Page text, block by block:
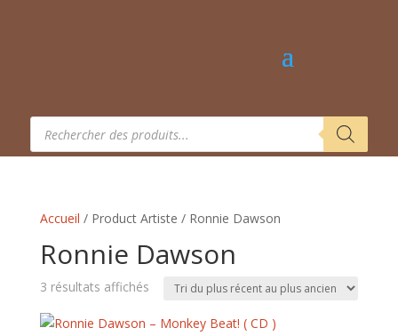
Recherche
produits
Accueil / Product Artiste / Ronnie Dawson
Ronnie Dawson
3 résultats affichésTrié
plus